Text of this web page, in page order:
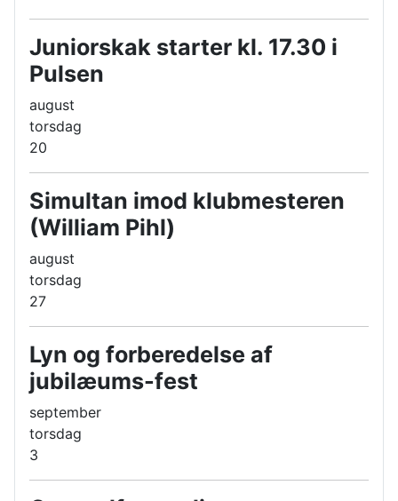
Juniorskak starter kl. 17.30 i
Pulsen
august
torsdag
20
Simultan imod klubmesteren
(William Pihl)
august
torsdag
27
Lyn og forberedelse af
jubilæums-fest
september
torsdag
3